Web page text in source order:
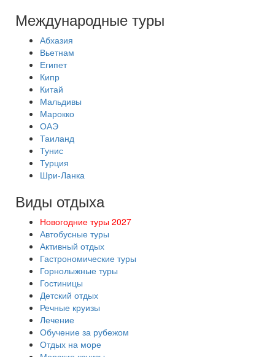
Международные туры
Абхазия
Вьетнам
Египет
Кипр
Китай
Мальдивы
Марокко
ОАЭ
Таиланд
Тунис
Турция
Шри-Ланка
Виды отдыха
Новогодние туры 2027
Автобусные туры
Активный отдых
Гастрономические туры
Горнолыжные туры
Гостиницы
Детский отдых
Речные круизы
Лечение
Обучение за рубежом
Отдых на море